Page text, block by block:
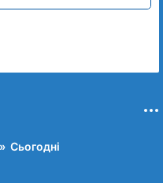
Сьогодні